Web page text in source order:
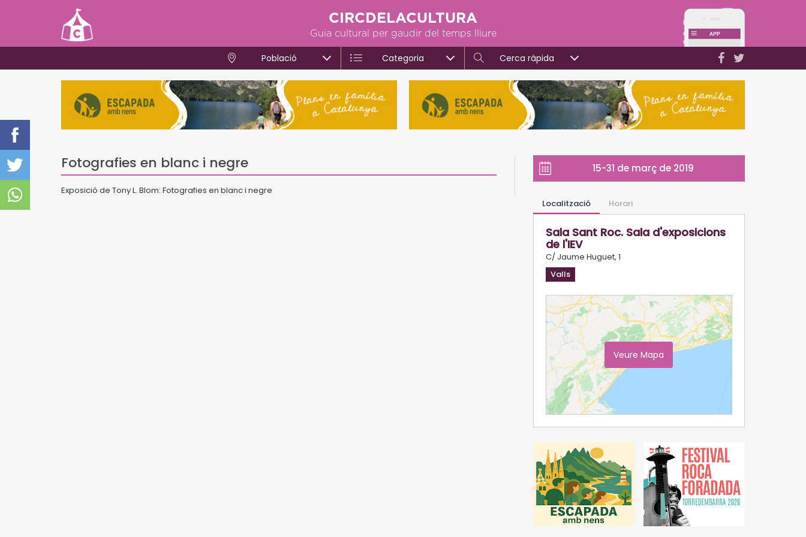
CIRCDELACULTURA
Guia cultural per gaudir del temps lliure
Població Categoria Cerca ràpida
Fotografies en blanc i negre
Exposició de Tony L. Blom: Fotografies en blanc i negre
15-31 de març de 2019
Localització Horari
Sala Sant Roc. Sala d'exposicions
de l'IEV
C/ Jaume Huguet, 1
Valls
Veure Mapa